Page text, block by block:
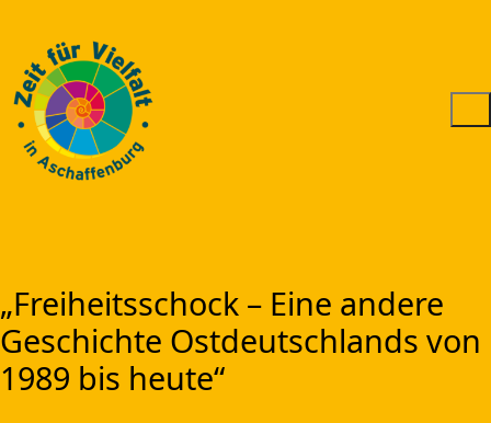
„Freiheitsschock – Eine andere
Geschichte Ostdeutschlands von
1989 bis heute“